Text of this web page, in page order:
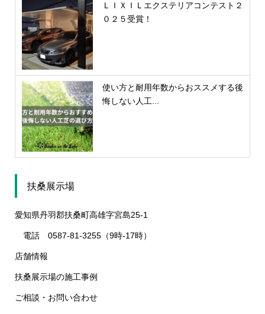
ＬＩＸＩＬエクステリアコンテスト２
０２５受賞！
使い方と耐用年数からおススメする後
悔しない人工...
扶桑展示場
愛知県丹羽郡扶桑町高雄字宮島25-1
電話 0587-81-3255（9時-17時）
店舗情報
扶桑展示場の施工事例
ご相談・お問い合わせ